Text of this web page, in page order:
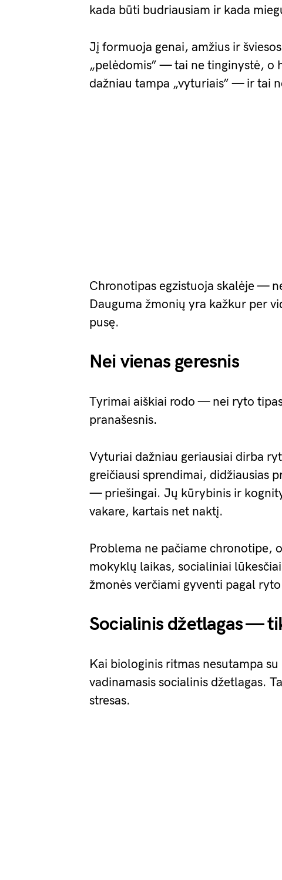
kada būti budriausiam ir kada
Jį formuoja genai, amžius ir
„pelėdomis” — tai ne tinginystė, o
dažniau tampa „vyturiais” — ir tai
Chronotipas egzistuoja skalėje —
Dauguma žmonių yra kažkur per
pusę.
Nei vienas geresnis
Tyrimai aiškiai rodo — nei ryto
pranašesnis.
Vyturiai dažniau geriausiai dirba
greičiausi sprendimai, didžiausias
— priešingai. Jų kūrybinis ir
vakare, kartais net naktį.
Problema ne pačiame chronotipe,
mokyklų laikas, socialiniai
žmonės verčiami gyventi pagal
Socialinis džetlagas —
Kai biologinis ritmas nesutampa
vadinamasis socialinis džetlagas.
stresas.